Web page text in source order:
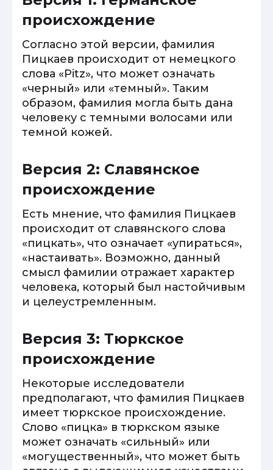
происхождение
Согласно этой версии, фамилия
Пицкаев происходит от немецкого
слова «Pitz», что может означать
«черный» или «темный». Таким
образом, фамилия могла быть дана
человеку с темными волосами или
темной кожей.
Версия 2: Славянское
происхождение
Есть мнение, что фамилия Пицкаев
происходит от славянского слова
«пицкать», что означает «упираться»,
«настаивать». Возможно, данный
смысл фамилии отражает характер
человека, который был настойчивым
и целеустремленным.
Версия 3: Тюркское
происхождение
Некоторые исследователи
предполагают, что фамилия Пицкаев
имеет тюркское происхождение.
Слово «пицка» в тюркском языке
может означать «сильный» или
«могущественный», что может быть